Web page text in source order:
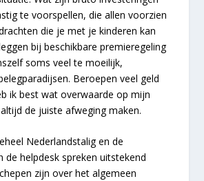
te voorspellen, die allen voorzien
die je met je kinderen kan
bij beschikbare premieregeling
soms veel te moeilijk,
Beroepen veel geld
ik best wat overwaarde op mijn
de juiste afweging maken.
Nederlandstalig en de
de helpdesk spreken uitstekend
zijn over het algemeen